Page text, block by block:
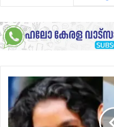
ഫെയ്‌സ്‌ക്രീം
മാറ്റിവെച്ചതിന്
അമ്മയെ
അടിച്ച്
വാരിയെല്ല്